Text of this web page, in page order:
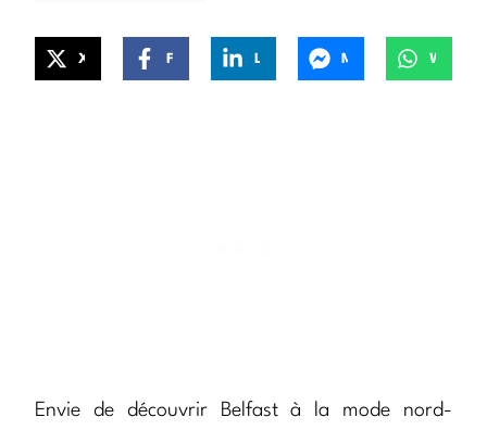
Envie de découvrir Belfast à la mode nord-